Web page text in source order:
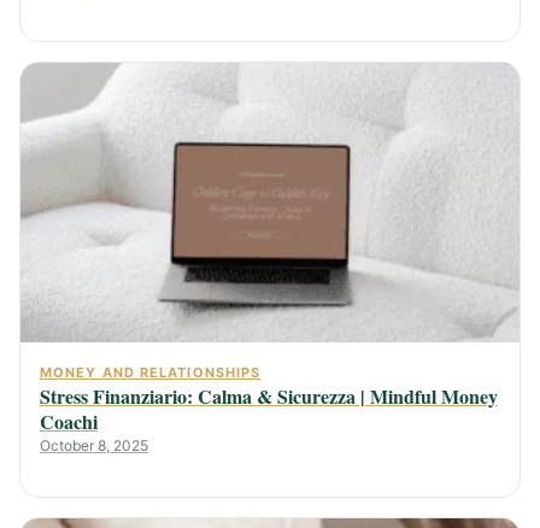
MONEY AND RELATIONSHIPS
Stress Finanziario: Calma & Sicurezza | Mindful Money
Coachi
October 8, 2025